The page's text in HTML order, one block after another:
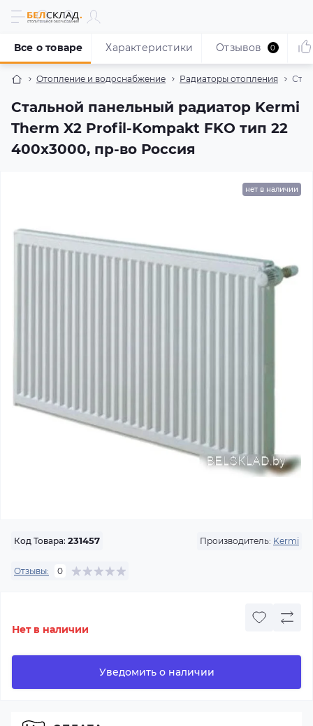
Отопление и водоснабжение Радиаторы отопления
Стальной панельный радиатор Kermi
Therm X2 Profil-Kompakt FKO тип 22
400x3000, пр-во Россия
Все о товаре Характеристики Отзывов 0
нет в наличии
Код Товара: 231457 Производитель: Kermi
Отзывы: 0
Нет в наличии
Уведомить о наличии